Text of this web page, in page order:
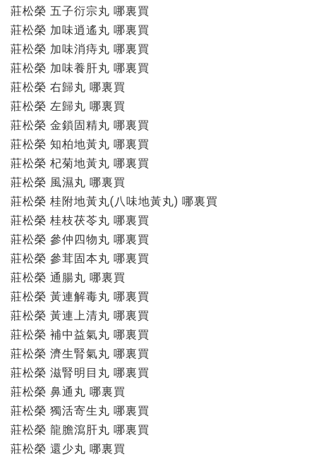
莊松榮 五子衍宗丸 哪裏買
莊松榮 加味逍遙丸 哪裏買
莊松榮 加味消痔丸 哪裏買
莊松榮 加味養肝丸 哪裏買
莊松榮 右歸丸 哪裏買
莊松榮 左歸丸 哪裏買
莊松榮 金鎖固精丸 哪裏買
莊松榮 知柏地黃丸 哪裏買
莊松榮 杞菊地黃丸 哪裏買
莊松榮 風濕丸 哪裏買
莊松榮 桂附地黃丸(八味地黃丸) 哪裏買
莊松榮 桂枝茯苓丸 哪裏買
莊松榮 參仲四物丸 哪裏買
莊松榮 參茸固本丸 哪裏買
莊松榮 通腸丸 哪裏買
莊松榮 黃連解毒丸 哪裏買
莊松榮 黃連上清丸 哪裏買
莊松榮 補中益氣丸 哪裏買
莊松榮 濟生腎氣丸 哪裏買
莊松榮 滋腎明目丸 哪裏買
莊松榮 鼻通丸 哪裏買
莊松榮 獨活寄生丸 哪裏買
莊松榮 龍膽瀉肝丸 哪裏買
莊松榮 還少丸 哪裏買